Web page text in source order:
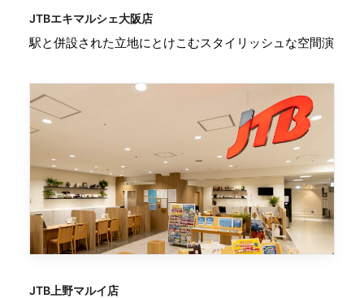
JTBエキマルシェ大阪店
駅と併設された立地にとけこむスタイリッシュな空間演
JTB上野マルイ店